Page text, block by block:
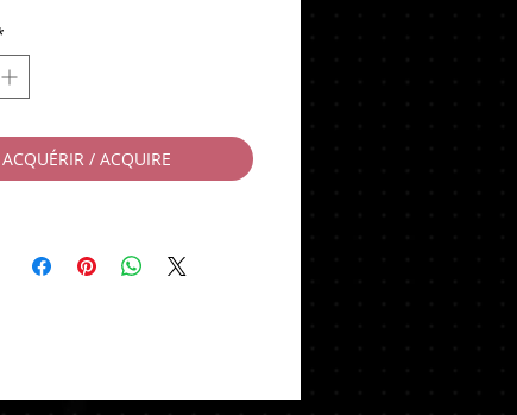
ACQUÉRIR / ACQUIRE